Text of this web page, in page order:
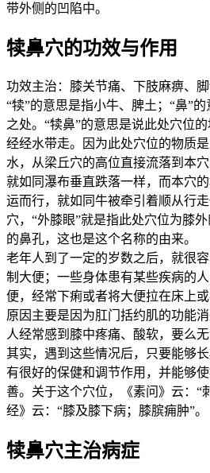
带外侧的凹陷中。
犊鼻穴的功效与作用
功效主治：膝关节痛、下肢麻痹、脚
“犊”的意思是指小牛、脾土；“鼻”
之处。“犊鼻”的意思是说此处穴位
经经水带走。因为此处穴位的物质
水，从梁丘穴的高位直接流落到本
就如同瀑布垂直跌落一样，而本穴
运而行，就如同牛被牵引着顺从行
穴，“外膝眼”就是指此处穴位为膝
的鼻孔，这也是这个名称的由来。
老年人到了一定的岁数之后，就很
制大便；一些身体患有某些疾病的
便，经常下痢或者将大便拉在床上
原因主要是因为肛门括约肌的功能
人经常感到膝中疼痛、酸软，要么
其实，遇到这些情况后，只要能够
有很好的保健和调节作用，并能够
善。关于这个穴位，《素问》云：“
经》云：“膝及膝下病；膝膑痈肿”。
犊鼻穴主治病症